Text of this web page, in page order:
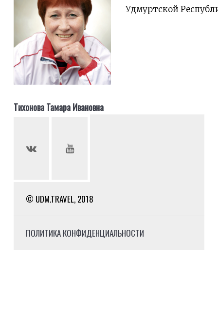
Тихонова Тамара Ивановна
Удмуртской
© UDM.TRAVEL, 2018
ПОЛИТИКА КОНФИДЕНЦИАЛЬНОСТИ